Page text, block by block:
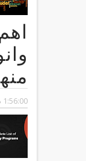
1:56:00 م